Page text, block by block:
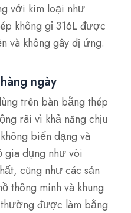
với kim loại như
không gỉ 316L được
và không gây dị ứng.
ngày
trên bàn bằng thép
rãi vì khả năng chịu
biến dạng và
gia dụng như vòi
cũng như các sản
thông minh và khung
được làm bằng